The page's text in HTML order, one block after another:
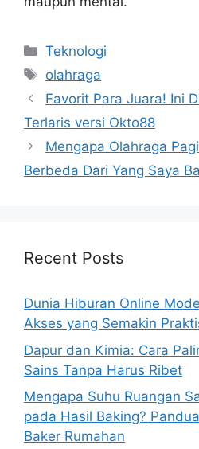
Categories
Teknologi
Tags
olahraga
Favorit Para Juara! Ini
Terlaris versi Okto88
Mengapa Olahraga
Berbeda Dari Yang Saya
Recent Posts
Dunia Hiburan Online
Akses yang Semakin
Dapur dan Kimia: Cara
Sains Tanpa Harus Ribet
Mengapa Suhu Ruangan
pada Hasil Baking?
Baker Rumahan